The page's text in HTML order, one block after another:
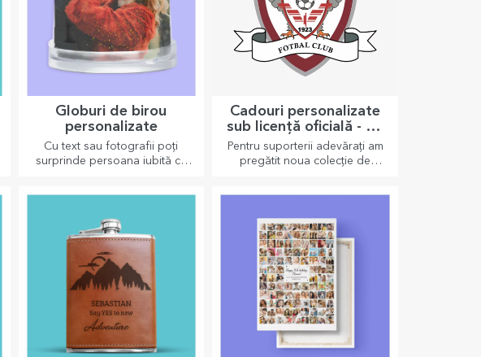
Globuri de birou
personalizate
Cu text sau fotografii poți
surprinde persoana iubită cu
Cadouri personalizate
sub licență oficială - FC
Rapid 1923 București
Pentru suporterii adevărați am
pregătit noua colecție de